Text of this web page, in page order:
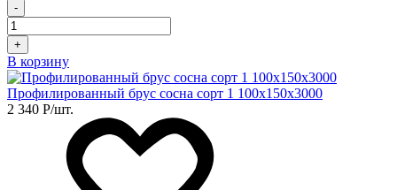
-
+
В корзину
Профилированный брус сосна сорт 1 100х150х3000
2 340 Р/шт.